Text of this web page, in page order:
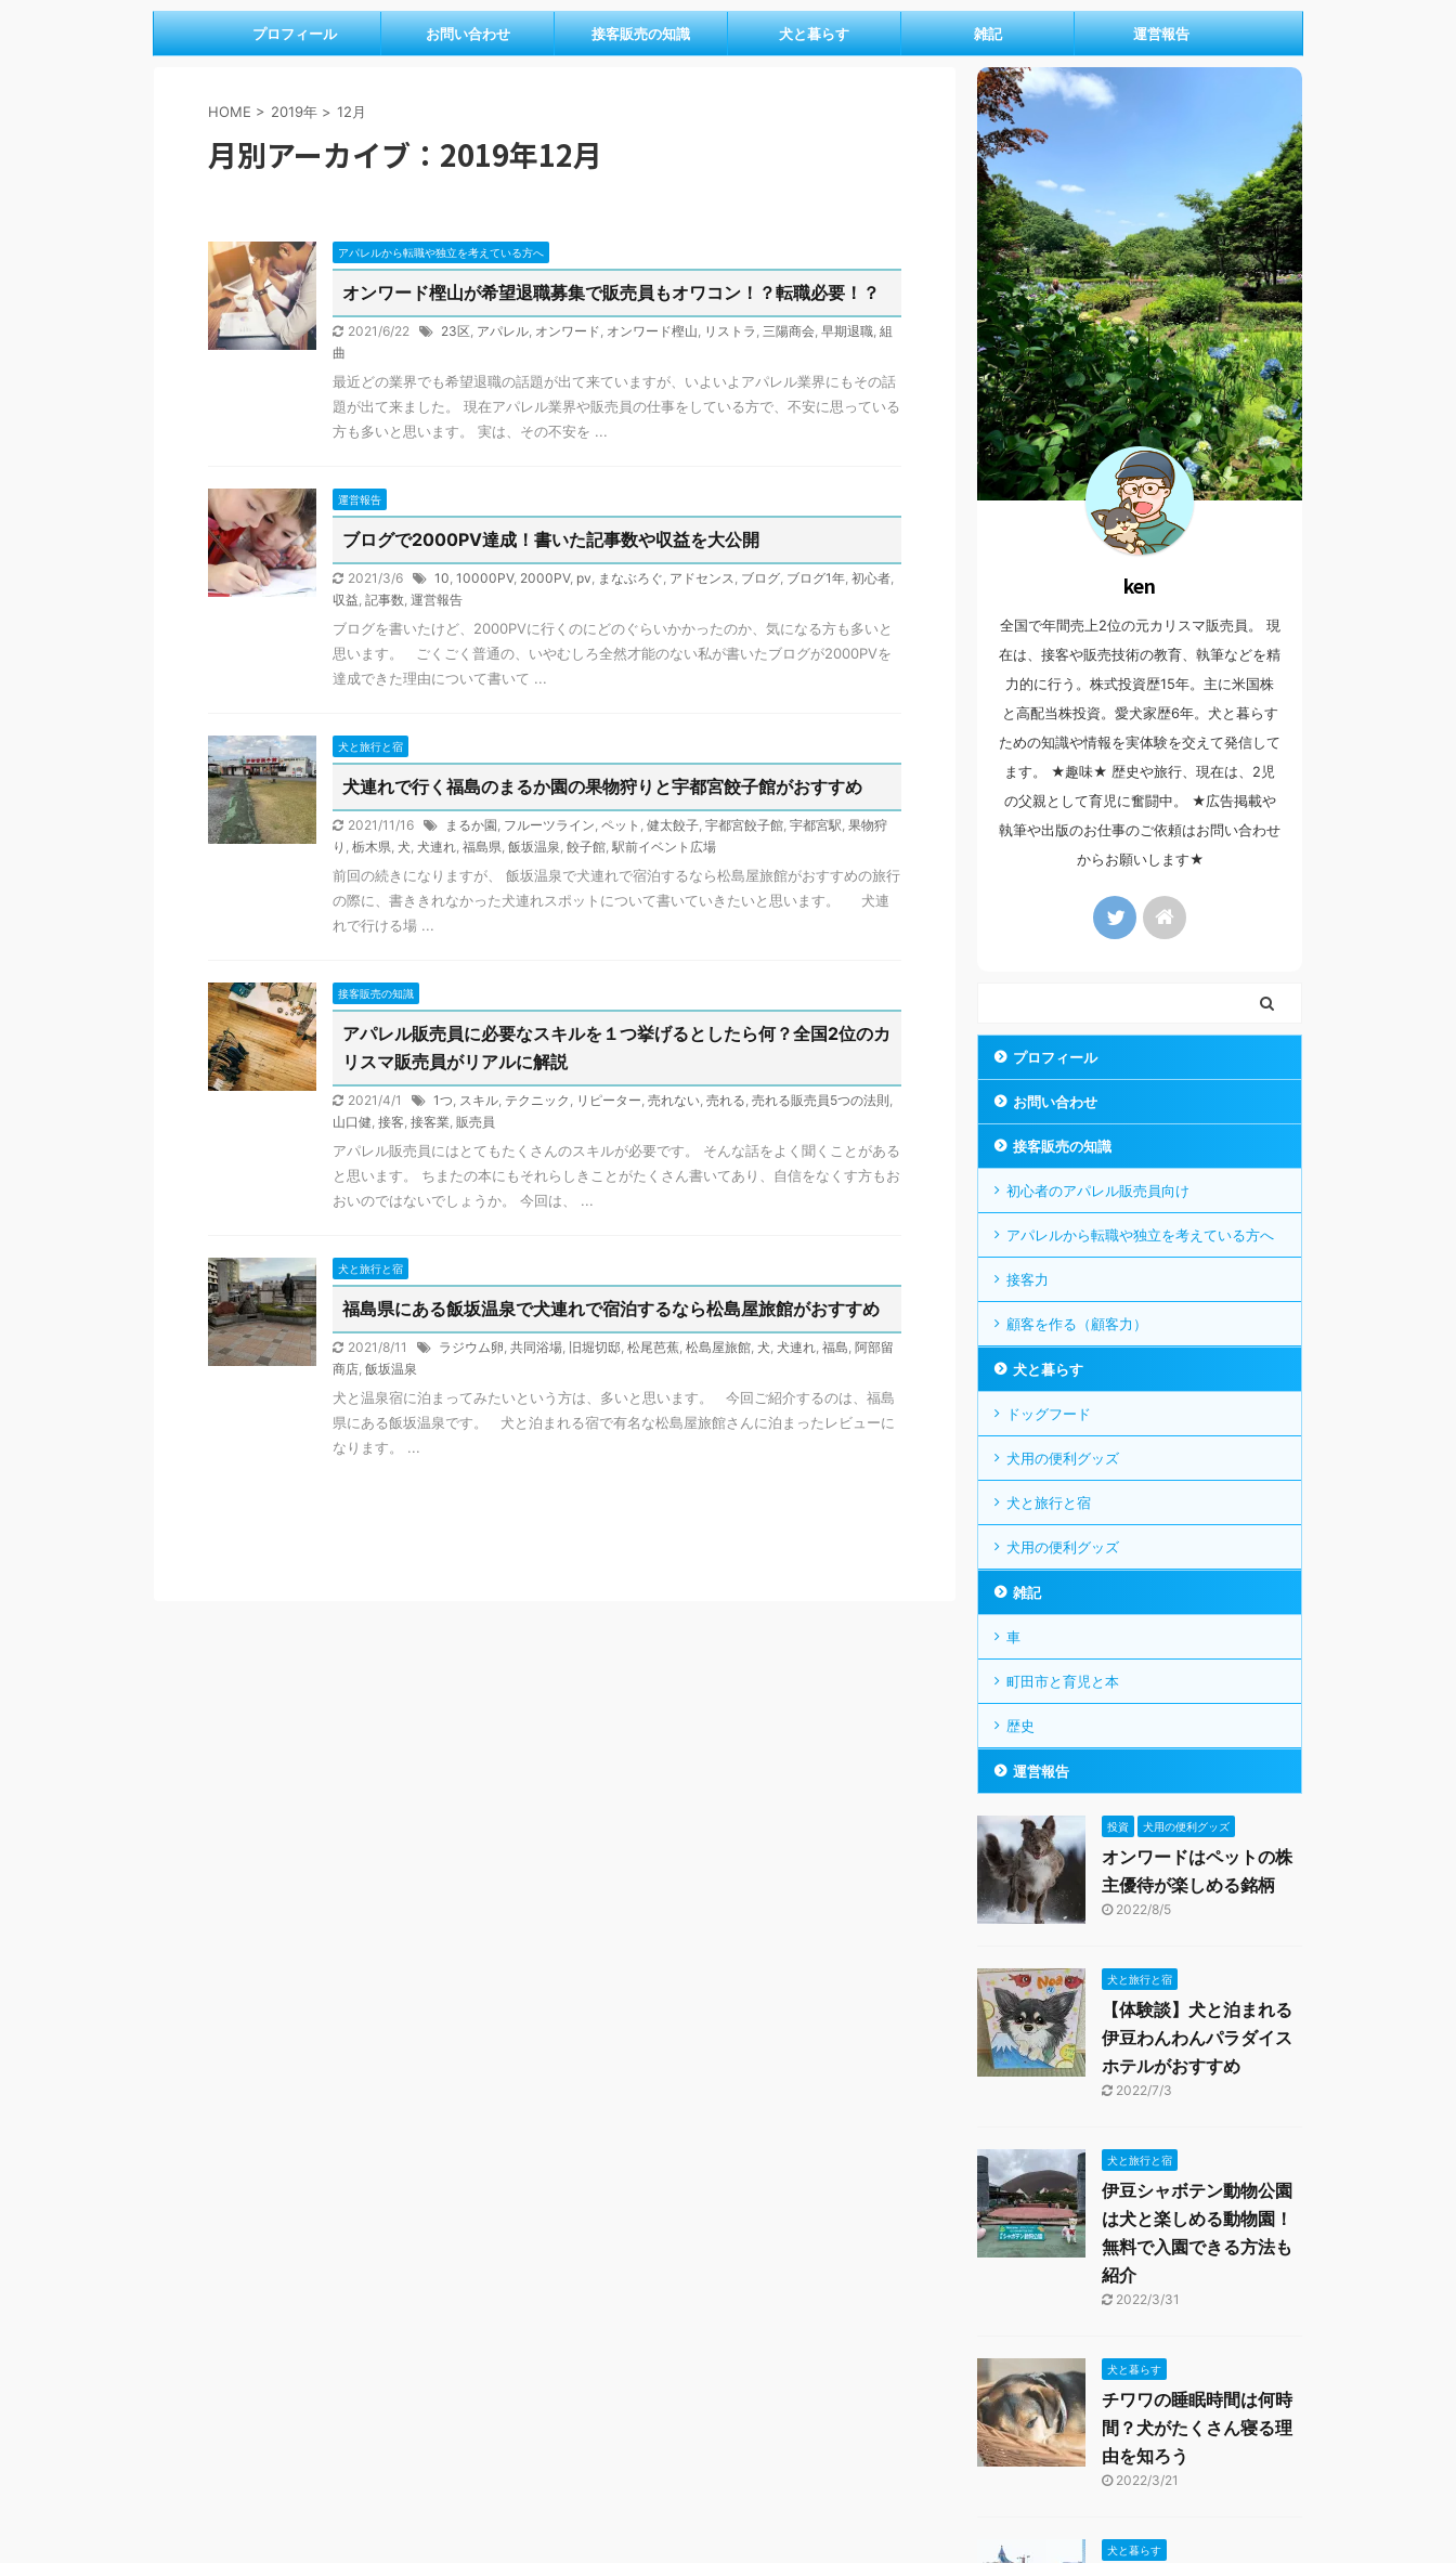
プロフィール お問い合わせ 接客販売の知識 犬と暮らす 雑記 運営報告
HOME > 2019年 > 12月
月別アーカイブ：2019年12月
アパレルから転職や独立を考えている方へ
オンワード樫山が希望退職募集で販売員もオワコン！？転職必要！？
2021/6/22 23区 アパレル オンワード オンワード樫山 リストラ 三陽商会 早期退職 組
曲
最近どの業界でも希望退職の話題が出て来ていますが、いよいよアパレル業界にもその話
題が出て来ました。 現在アパレル業界や販売員の仕事をしている方で、不安に思っている
方も多いと思います。 実は、その不安を ...
運営報告
ブログで2000PV達成！書いた記事数や収益を大公開
2021/3/6 10 10000PV, 2000PV, pv まなぶろぐ アドセンス ブログ ブログ1年 初心者
収益 記事数 運営報告
ブログを書いたけど、2000PVに行くのにどのぐらいかかったのか、気になる方も多いと
思います。 ごくごく普通の、いやむしろ全然才能のない私が書いたブログが2000PVを
達成できた理由について書いて ...
犬と旅行と宿
犬連れで行く福島のまるか園の果物狩りと宇都宮餃子館がおすすめ
2021/11/16 まるか園 フルーツライン ペット 健太餃子 宇都宮餃子館 宇都宮駅 果物狩
り 栃木県 犬 犬連れ 福島県 飯坂温泉 餃子館 駅前イベント広場
前回の続きになりますが、 飯坂温泉で犬連れで宿泊するなら松島屋旅館がおすすめの旅行
の際に、書ききれなかった犬連れスポットについて書いていきたいと思います。 犬連
れで行ける場 ...
接客販売の知識
アパレル販売員に必要なスキルを１つ挙げるとしたら何？全国2位のカ
リスマ販売員がリアルに解説
2021/4/1 1つ スキル テクニック リピーター 売れない 売れる 売れる販売員5つの法則
山口健 接客 接客業 販売員
アパレル販売員にはとてもたくさんのスキルが必要です。 そんな話をよく聞くことがある
と思います。 ちまたの本にもそれらしきことがたくさん書いてあり、自信をなくす方もお
おいのではないでしょうか。 今回は、 ...
犬と旅行と宿
福島県にある飯坂温泉で犬連れで宿泊するなら松島屋旅館がおすすめ
2021/8/11 ラジウム卵 共同浴場 旧堀切邸 松尾芭蕉 松島屋旅館 犬 犬連れ 福島 阿部留
商店 飯坂温泉
犬と温泉宿に泊まってみたいという方は、多いと思います。 今回ご紹介するのは、福島
県にある飯坂温泉です。 犬と泊まれる宿で有名な松島屋旅館さんに泊まったレビューに
なります。 ...
ken
全国で年間売上2位の元カリスマ販売員。 現
在は、接客や販売技術の教育、執筆などを精
力的に行う。株式投資歴15年。主に米国株
と高配当株投資。愛犬家歴6年。犬と暮らす
ための知識や情報を実体験を交えて発信して
ます。 ★趣味★ 歴史や旅行、現在は、2児
の父親として育児に奮闘中。 ★広告掲載や
執筆や出版のお仕事のご依頼はお問い合わせ
からお願いします★
プロフィール
お問い合わせ
接客販売の知識
初心者のアパレル販売員向け
アパレルから転職や独立を考えている方へ
接客力
顧客を作る（顧客力）
犬と暮らす
ドッグフード
犬用の便利グッズ
犬と旅行と宿
犬用の便利グッズ
雑記
車
町田市と育児と本
歴史
運営報告
投資 犬用の便利グッズ
オンワードはペットの株
主優待が楽しめる銘柄
2022/8/5
犬と旅行と宿
【体験談】犬と泊まれる
伊豆わんわんパラダイス
ホテルがおすすめ
2022/7/3
犬と旅行と宿
伊豆シャボテン動物公園
は犬と楽しめる動物園！
無料で入園できる方法も
紹介
2022/3/31
犬と暮らす
チワワの睡眠時間は何時
間？犬がたくさん寝る理
由を知ろう
2022/3/21
犬と暮らす